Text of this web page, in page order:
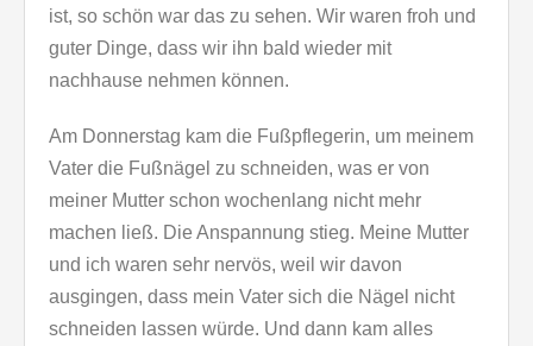
ist, so schön war das zu sehen. Wir waren froh und
guter Dinge, dass wir ihn bald wieder mit
nachhause nehmen können.
Am Donnerstag kam die Fußpflegerin, um meinem
Vater die Fußnägel zu schneiden, was er von
meiner Mutter schon wochenlang nicht mehr
machen ließ. Die Anspannung stieg. Meine Mutter
und ich waren sehr nervös, weil wir davon
ausgingen, dass mein Vater sich die Nägel nicht
schneiden lassen würde. Und dann kam alles